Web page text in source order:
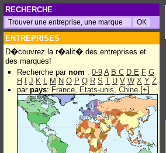
RECHERCHE
ENTREPRISES
D�couvrez la r�alit� des entreprises et
des marques!
Recherche par nom : 0-9 A B C D E F G
H
J K L M N O P Q R S T U V W X Y Z
par pays: France, Etats-unis, Chine [+]